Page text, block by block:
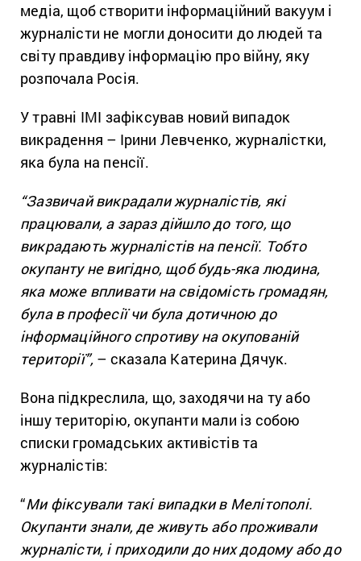
медіа, щоб створити інформаційний вакуум і
журналісти не могли доносити до людей та
світу правдиву інформацію про війну, яку
розпочала Росія.
У травні ІМІ зафіксував новий випадок
викрадення – Ірини Левченко, журналістки,
яка була на пенсії.
“Зазвичай викрадали журналістів, які
працювали, а зараз дійшло до того, що
викрадають журналістів на пенсії. Тобто
окупанту не вигідно, щоб будь-яка людина,
яка може впливати на свідомість громадян,
була в професії чи була дотичною до
інформаційного спротиву на окупованій
території”, – сказала Катерина Дячук.
Вона підкреслила, що, заходячи на ту або
іншу територію, окупанти мали із собою
списки громадських активістів та
журналістів:
“Ми фіксували такі випадки в Мелітополі.
Окупанти знали, де живуть або проживали
журналісти, і приходили до них додому або до